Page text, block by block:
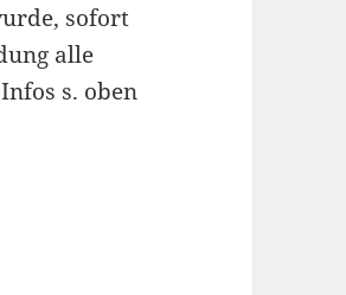
sofort
alle
s. oben